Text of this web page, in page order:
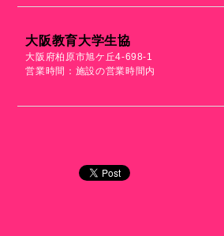
大阪教育大学生協
大阪府柏原市旭ケ丘4-698-1
営業時間：施設の営業時間内